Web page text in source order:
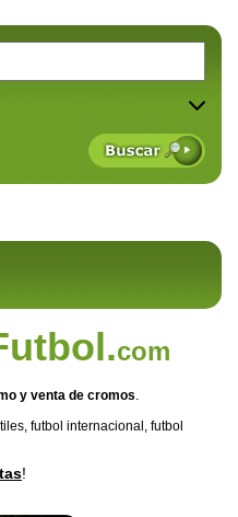
com
y venta de cromos.
futbol internacional, futbol
!